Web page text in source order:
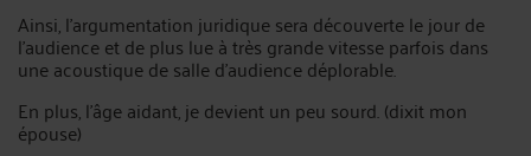
Ainsi, l’argumentation juridique sera découverte le jour de
l’audience et de plus lue à très grande vitesse parfois dans
une acoustique de salle d’audience déplorable.
En plus, l’âge aidant, je devient un peu sourd. (dixit mon
épouse)